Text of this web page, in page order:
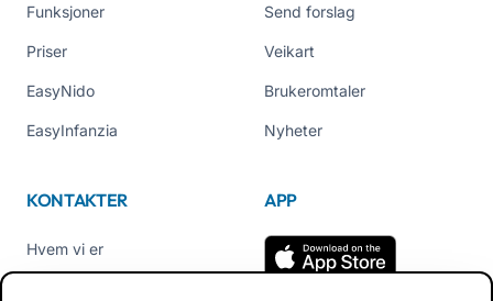
Funksjoner
Priser
EasyNido
EasyInfanzia
Send forslag
Veikart
Brukeromtaler
Nyheter
KONTAKTER
Hvem vi er
APP